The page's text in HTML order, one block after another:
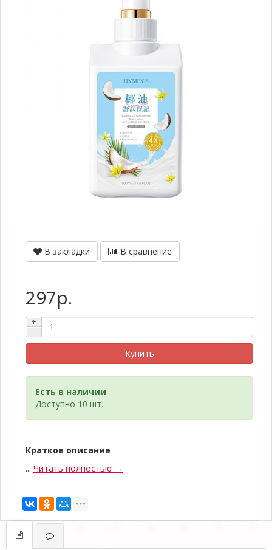
В закладки В сравнение
297р.
+
−
Купить
Есть в наличии
Доступно 10 шт.
Краткое описание
... Читать полностью →